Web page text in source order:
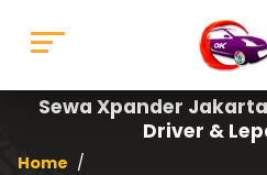
Sewa Xpander
Driver &
Home /